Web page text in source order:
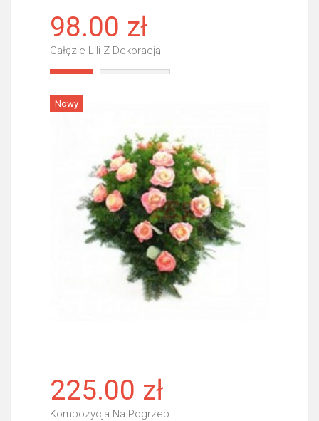
98.00 zł
Gałęzie Lili Z Dekoracją
Nowy
225.00 zł
Kompozycja Na Pogrzeb